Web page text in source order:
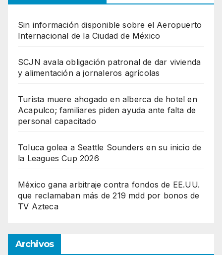
Sin información disponible sobre el Aeropuerto
Internacional de la Ciudad de México
SCJN avala obligación patronal de dar vivienda
y alimentación a jornaleros agrícolas
Turista muere ahogado en alberca de hotel en
Acapulco; familiares piden ayuda ante falta de
personal capacitado
Toluca golea a Seattle Sounders en su inicio de
la Leagues Cup 2026
México gana arbitraje contra fondos de EE.UU.
que reclamaban más de 219 mdd por bonos de
TV Azteca
Archivos